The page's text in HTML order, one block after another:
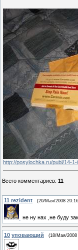
http://posylochka.ru/publ/14-
Всего комментариев: 11
11 rezident (20/Мая/2008
не ну нах ,не буду
10 уповающий (18/Мая/2008